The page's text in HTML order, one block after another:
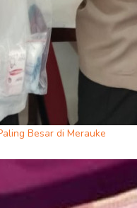
Besar di Merauke